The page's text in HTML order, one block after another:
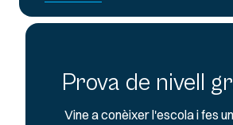
Prova de nivell
Vine a conèixer l'escola i fes